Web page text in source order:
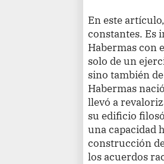
En este
constantes. Es
Habermas con
solo de un
sino también
Habermas
llevó a
su edificio
una capacidad
construcción
los acuerdos